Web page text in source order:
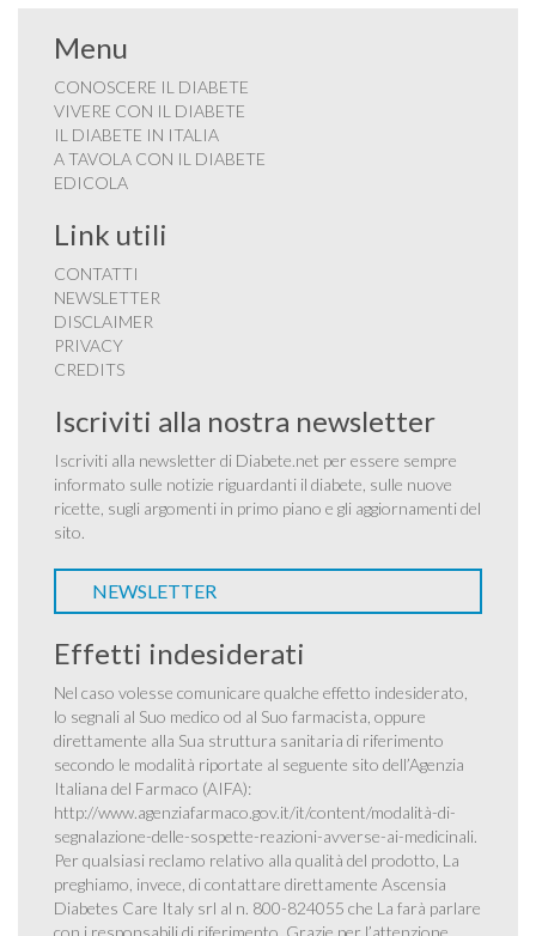
Menu
CONOSCERE IL DIABETE
VIVERE CON IL DIABETE
IL DIABETE IN ITALIA
A TAVOLA CON IL DIABETE
EDICOLA
Link utili
CONTATTI
NEWSLETTER
DISCLAIMER
PRIVACY
CREDITS
Iscriviti alla nostra newsletter
Iscriviti alla newsletter di Diabete.net per essere sempre
informato sulle notizie riguardanti il diabete, sulle nuove
ricette, sugli argomenti in primo piano e gli aggiornamenti del
sito.
NEWSLETTER
Effetti indesiderati
Nel caso volesse comunicare qualche effetto indesiderato,
lo segnali al Suo medico od al Suo farmacista, oppure
direttamente alla Sua struttura sanitaria di riferimento
secondo le modalità riportate al seguente sito dell’Agenzia
Italiana del Farmaco (AIFA):
http://www.agenziafarmaco.gov.it/it/content/modalità-di-
segnalazione-delle-sospette-reazioni-avverse-ai-medicinali.
Per qualsiasi reclamo relativo alla qualità del prodotto, La
preghiamo, invece, di contattare direttamente Ascensia
Diabetes Care Italy srl al n. 800-824055 che La farà parlare
con i responsabili di riferimento. Grazie per l’attenzione.